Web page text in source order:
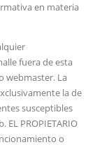
en materia
fuera de esta
webmaster. La
la de
susceptibles
PROPIETARIO
o